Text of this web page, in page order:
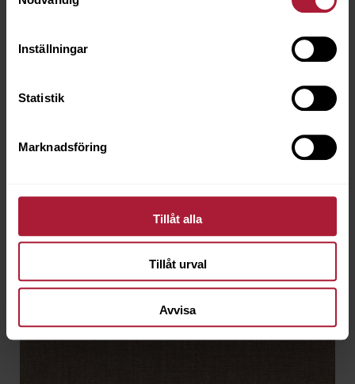
Inställningar
Statistik
Marknadsföring
Tillåt alla
Tillåt urval
Avvisa
LEA-0038